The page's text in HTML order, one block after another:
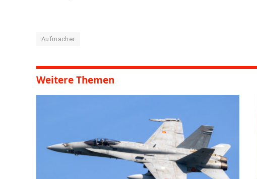
Aufmacher
Weitere Themen